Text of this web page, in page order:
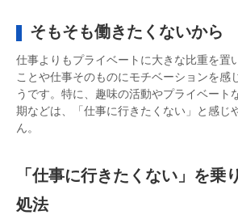
そもそも働きたくないから
仕事よりもプライベートに大きな比重を置
ことや仕事そのものにモチベーションを感
うです。特に、趣味の活動やプライベート
期などは、「仕事に行きたくない」と感じ
ん。
「仕事に行きたくない」を乗
処法